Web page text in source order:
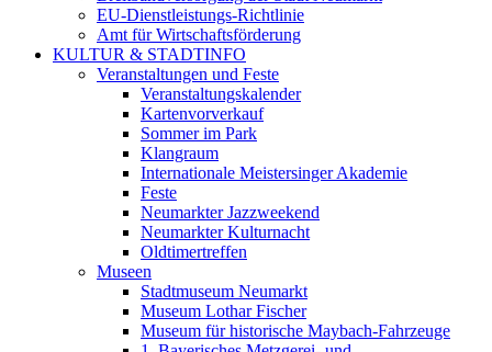
EU-Dienstleistungs-Richtlinie
Amt für Wirtschaftsförderung
KULTUR & STADTINFO
Veranstaltungen und Feste
Veranstaltungskalender
Kartenvorverkauf
Sommer im Park
Klangraum
Internationale Meistersinger Akademie
Feste
Neumarkter Jazzweekend
Neumarkter Kulturnacht
Oldtimertreffen
Museen
Stadtmuseum Neumarkt
Museum Lothar Fischer
Museum für historische Maybach-Fahrzeuge